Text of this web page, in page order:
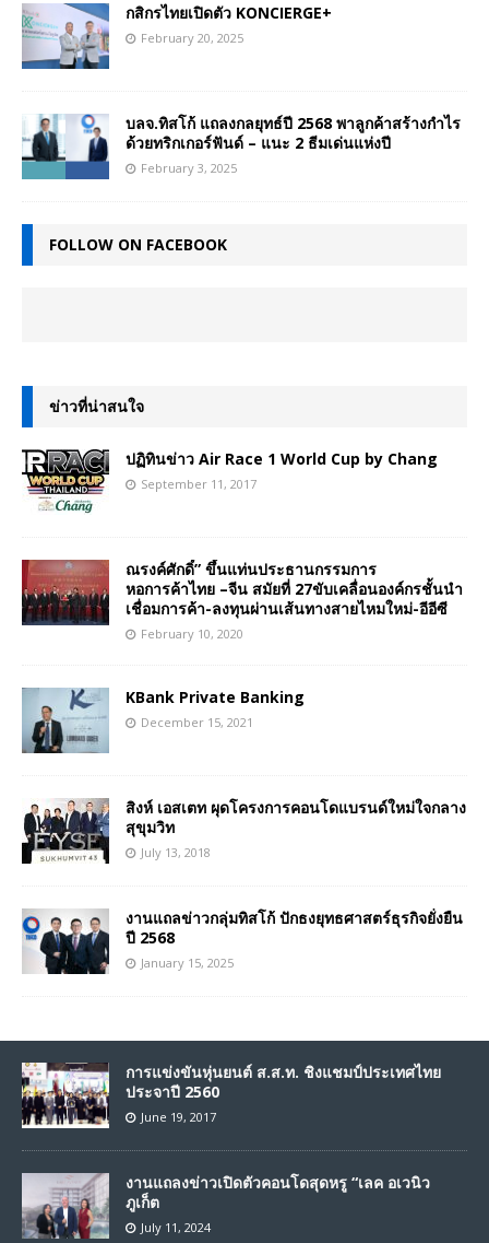
กสิกรไทยเปิดตัว KONCIERGE+
February 20, 2025
บลจ.ทิสโก้ แถลงกลยุทธ์ปี 2568 พาลูกค้าสร้างกำไร
ด้วยทริกเกอร์ฟันด์ – แนะ 2 ธีมเด่นแห่งปี
February 3, 2025
FOLLOW ON FACEBOOK
ข่าวที่น่าสนใจ
ปฏิทินข่าว Air Race 1 World Cup by Chang
September 11, 2017
ณรงค์ศักดิ์” ขึ้นแท่นประธานกรรมการ
หอการค้าไทย –จีน สมัยที่ 27ขับเคลื่อนองค์กรชั้นนำ
เชื่อมการค้า-ลงทุนผ่านเส้นทางสายไหมใหม่-อีอีซี
February 10, 2020
KBank Private Banking
December 15, 2021
สิงห์ เอสเตท ผุดโครงการคอนโดแบรนด์ใหม่ใจกลาง
สุขุมวิท
July 13, 2018
งานแถลข่าวกลุ่มทิสโก้ ปักธงยุทธศาสตร์ธุรกิจยั่งยืน
ปี 2568
January 15, 2025
การแข่งขันหุ่นยนต์ ส.ส.ท. ชิงแชมป์ประเทศไทย
ประจาปี 2560
June 19, 2017
งานแถลงข่าวเปิดตัวคอนโดสุดหรู “เลค อเวนิว
ภูเก็ต
July 11, 2024